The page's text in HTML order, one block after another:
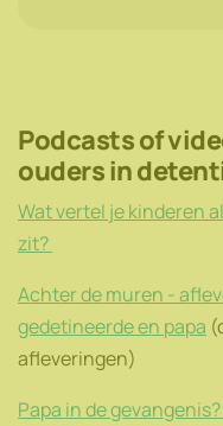
Podcasts of
ouders in
Wat vertel je kinderen
zit?
Achter de muren -
gedetineerde en papa
afleveringen)
Papa in de